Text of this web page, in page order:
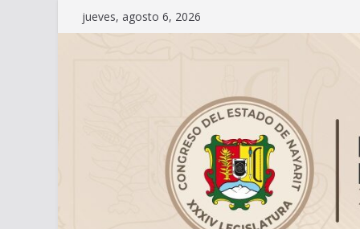
Saltar
al
jueves, agosto 6, 2026